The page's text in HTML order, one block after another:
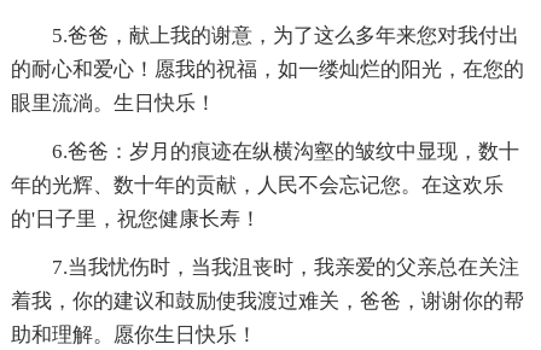
5.爸爸，献上我的谢意，为了这么多年来您对我付出
的耐心和爱心！愿我的祝福，如一缕灿烂的阳光，在您的
眼里流淌。生日快乐！
6.爸爸：岁月的痕迹在纵横沟壑的皱纹中显现，数十
年的光辉、数十年的贡献，人民不会忘记您。在这欢乐
的'日子里，祝您健康长寿！
7.当我忧伤时，当我沮丧时，我亲爱的父亲总在关注
着我，你的建议和鼓励使我渡过难关，爸爸，谢谢你的帮
助和理解。愿你生日快乐！